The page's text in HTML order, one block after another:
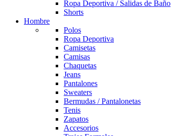
Ropa Deportiva / Salidas de Baño
Shorts
Hombre
Polos
Ropa Deportiva
Camisetas
Camisas
Chaquetas
Jeans
Pantalones
Sweaters
Bermudas / Pantalonetas
Tenis
Zapatos
Accesorios